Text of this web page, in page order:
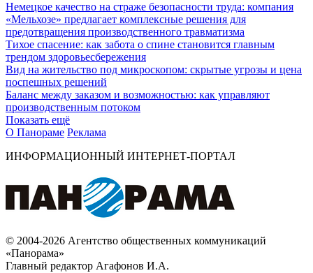
Немецкое качество на страже безопасности труда: компания
«Мельхозе» предлагает комплексные решения для
предотвращения производственного травматизма
Тихое спасение: как забота о спине становится главным
трендом здоровьесбережения
Вид на жительство под микроскопом: скрытые угрозы и цена
поспешных решений
Баланс между заказом и возможностью: как управляют
производственным потоком
Показать ещё
О Панораме Реклама
ИНФОРМАЦИОННЫЙ ИНТЕРНЕТ-ПОРТАЛ
© 2004-2026 Агентство общественных коммуникаций
«Панорама»
Главный редактор Агафонов И.А.